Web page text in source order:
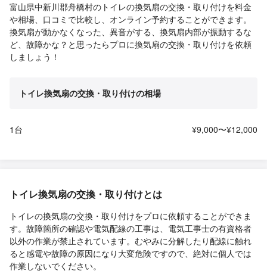
富山県中新川郡舟橋村のトイレの換気扇の交換・取り付けを料金
や相場、口コミで比較し、オンライン予約することができます。
換気扇が動かなくなった、異音がする、換気扇内部が振動するな
ど、故障かな？と思ったらプロに換気扇の交換・取り付けを依頼
しましょう！
トイレ換気扇の交換・取り付けの相場
1台 ¥9,000〜¥12,000
トイレ換気扇の交換・取り付けとは
トイレの換気扇の交換・取り付けをプロに依頼することができま
す。故障箇所の確認や電気配線の工事は、電気工事士の有資格者
以外の作業が禁止されています。むやみに分解したり配線に触れ
ると感電や故障の原因になり大変危険ですので、絶対に個人では
作業しないでください。